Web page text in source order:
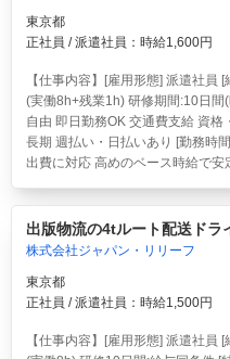
東京都
正社員 / 派遣社員：時給1,600円
【仕事内容】[雇用形態] 派遣社員
(実働8h+残業1h) 研修期間:10日間
自由 即日勤務OK 交通費支給 資
長期 週払い・日払いあり [勤務時
出費に対応 高めのベース時給で安
出版物流の4tルート配送ドラ
株式会社ジャパン・リリーフ
東京都
正社員 / 派遣社員：時給1,500円
【仕事内容】[雇用形態] 派遣社員